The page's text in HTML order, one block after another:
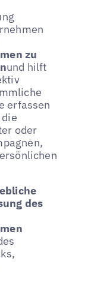
zu
und hilft
erfassen
oder
des